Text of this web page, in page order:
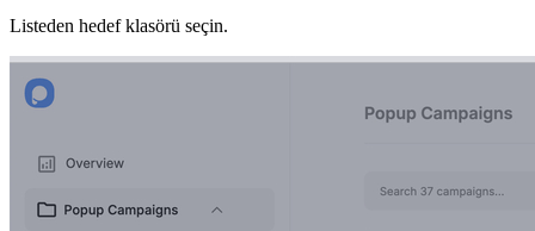
Listeden hedef klasörü seçin.